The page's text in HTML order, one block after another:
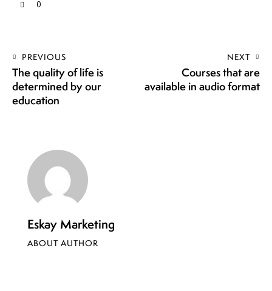
0
PREVIOUS
The quality of life is
determined by our
education
NEXT
Courses that are
available in audio format
Eskay Marketing
ABOUT AUTHOR